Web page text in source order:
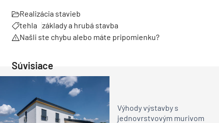
Realizácia stavieb
tehla základy a hrubá stavba
Našli ste chybu alebo máte pripomienku?
Súvisiace
Výhody výstavby s
jednovrstvovým murivom